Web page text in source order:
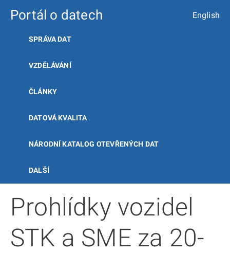
Portál o datech English
SPRÁVA DAT
VZDĚLÁVÁNÍ
ČLÁNKY
DATOVÁ KVALITA
NÁRODNÍ KATALOG OTEVŘENÝCH DAT
DALŠÍ
Prohlídky vozidel
STK a SME za 20-